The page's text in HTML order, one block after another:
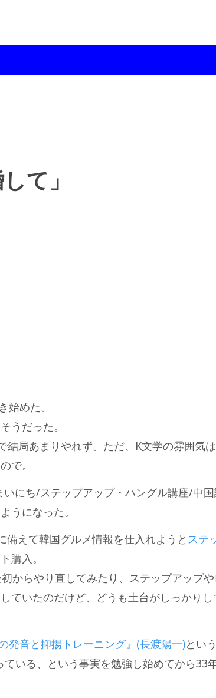
て」
始めた。
うだった。
局あまりやれず。ただ、K文学の雰囲気
で。
にち/ステップアップ・ハングル講座/中
うになった。
えて韓国グルメ情報を仕入れようと ステ
購入。
初からやり直してみたり、ステップアップや
ていたのだけど、どうも土台がしっかりし
の発音と抑揚トレーニング』(長渡陽一)とい
いる、という事実を勉強し始めてから33